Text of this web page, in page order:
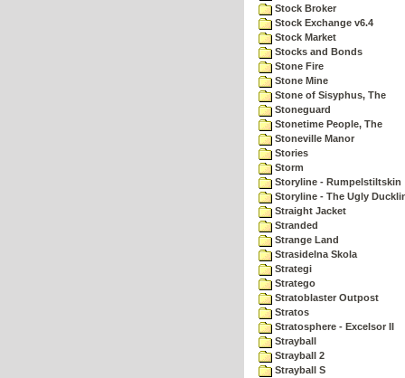
Stock Broker
Stock Exchange v6.4
Stock Market
Stocks and Bonds
Stone Fire
Stone Mine
Stone of Sisyphus, The
Stoneguard
Stonetime People, The
Stoneville Manor
Stories
Storm
Storyline - Rumpelstiltskin
Storyline - The Ugly
Straight Jacket
Stranded
Strange Land
Strasidelna Skola
Strategi
Stratego
Stratoblaster Outpost
Stratos
Stratosphere - Excelsor II
Strayball
Strayball 2
Strayball S